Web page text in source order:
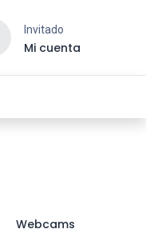
Invitado
Mi cuenta
Webcams